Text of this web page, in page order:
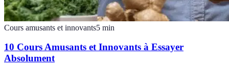
Cours amusants et innovants5 min
10 Cours Amusants et Innovants à Essayer
Absolument